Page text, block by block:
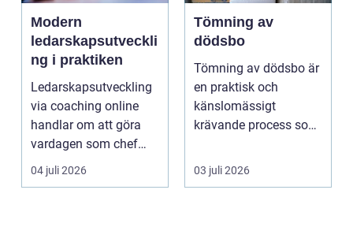
Modern
ledarskapsutveckli
ng i praktiken
Ledarskapsutveckling
via coaching online
handlar om att göra
vardagen som chef
både mer h...
04 juli 2026
Tömning av
dödsbo
Tömning av dödsbo är
en praktisk och
känslomässigt
krävande process som
gång ell...
03 juli 2026